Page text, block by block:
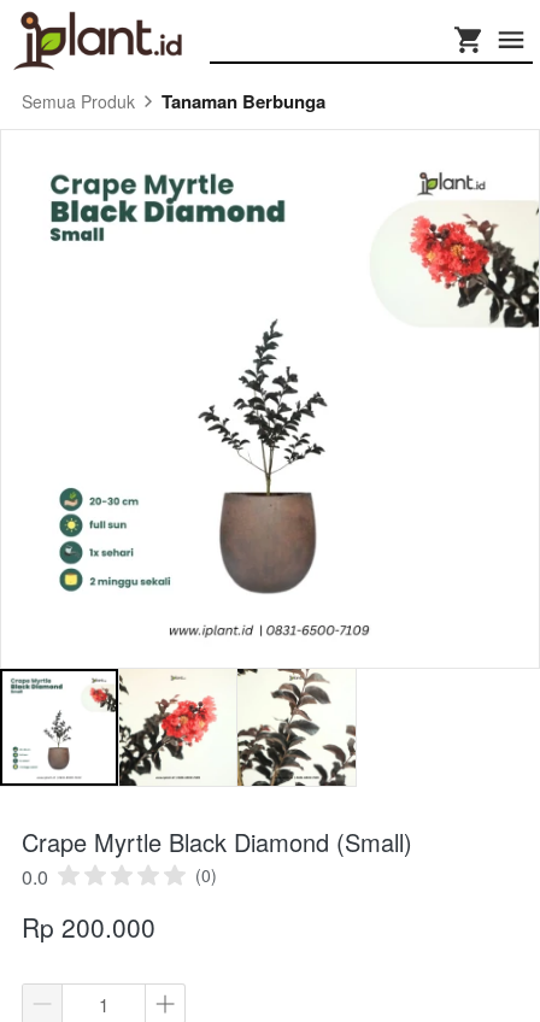
Semua Produk Tanaman Berbunga
Crape Myrtle Black Diamond (Small)
0.0 (0)
Rp 200.000